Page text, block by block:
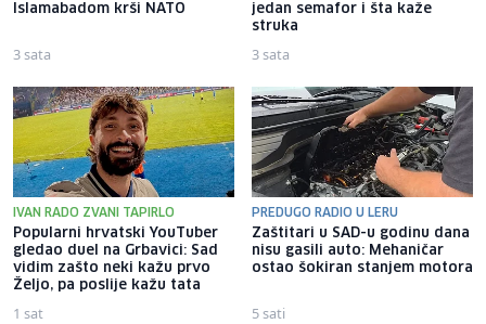
Islamabadom krši NATO
3 sata
jedan semafor i šta kaže
struka
3 sata
IVAN RADO ZVANI TAPIRLO
Popularni hrvatski YouTuber
gledao duel na Grbavici: Sad
vidim zašto neki kažu prvo
Željo, pa poslije kažu tata
1 sat
PREDUGO RADIO U LERU
Zaštitari u SAD-u godinu dana
nisu gasili auto: Mehaničar
ostao šokiran stanjem motora
5 sati